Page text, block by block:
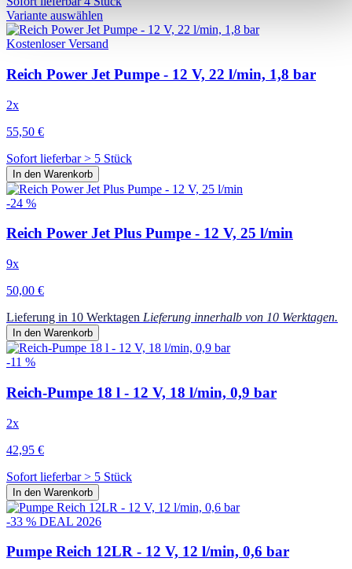
Variante auswählen
Kostenloser Versand
Reich Power Jet Pumpe - 12 V, 22 l/min, 1,8 bar
2x
55,50 €
Sofort lieferbar > 5 Stück
In den Warenkorb
-24 %
Reich Power Jet Plus Pumpe - 12 V, 25 l/min
9x
50,00 €
Lieferung in 10 Werktagen Lieferung innerhalb von 10 Werktagen.
In den Warenkorb
-11 %
Reich-Pumpe 18 l - 12 V, 18 l/min, 0,9 bar
2x
42,95 €
Sofort lieferbar > 5 Stück
In den Warenkorb
-33 % DEAL 2026
Pumpe Reich 12LR - 12 V, 12 l/min, 0,6 bar